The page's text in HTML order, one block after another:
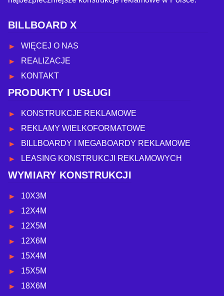
BILLBOARD X
WIĘCEJ O NAS
REALIZACJE
KONTAKT
PRODUKTY I USŁUGI
KONSTRUKCJE REKLAMOWE
REKLAMY WIELKOFORMATOWE
BILLBOARDY I MEGABOARDY REKLAMOWE
LEASING KONSTRUKCJI REKLAMOWYCH
WYMIARY KONSTRUKCJI
10X3M
12X4M
12X5M
12X6M
15X4M
15X5M
18X6M